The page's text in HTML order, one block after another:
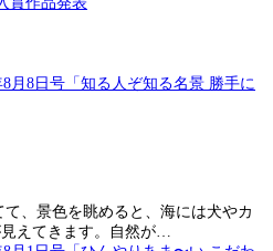
、景色を眺めると、海には犬やカ
えてきます。自然が…